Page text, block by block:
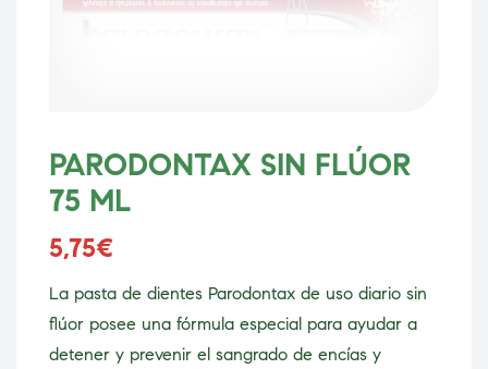
PARODONTAX SIN FLÚOR
75 ML
5,75€
La pasta de dientes Parodontax de uso diario sin
flúor posee una fórmula especial para ayudar a
detener y prevenir el sangrado de encías y